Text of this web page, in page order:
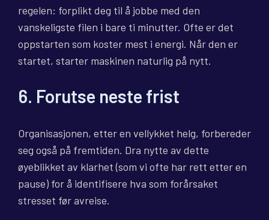
regelen: forplikt deg til å jobbe med den
vanskeligste filen i bare ti minutter. Ofte er det
oppstarten som koster mest i energi. Når den er
startet, starter maskinen naturlig på nytt.
6. Forutse neste frist
Organisasjonen, etter en vellykket helg, forbereder
seg også på fremtiden. Dra nytte av dette
øyeblikket av klarhet (som vi ofte har rett etter en
pause) for å identifisere hva som forårsaket
stresset før avreise.